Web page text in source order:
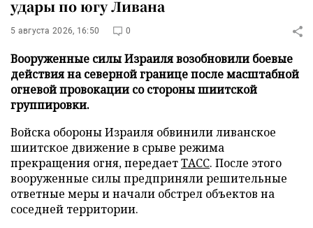
удары по югу Ливана
5 августа 2026, 16:50 0
Вооруженные силы Израиля возобновили боевые
действия на северной границе после масштабной
огневой провокации со стороны шиитской
группировки.
Войска обороны Израиля обвинили ливанское
шиитское движение в срыве режима
прекращения огня, передаетТАСС. После этого
вооруженные силы предприняли решительные
ответные меры и начали обстрел объектов на
соседней территории.